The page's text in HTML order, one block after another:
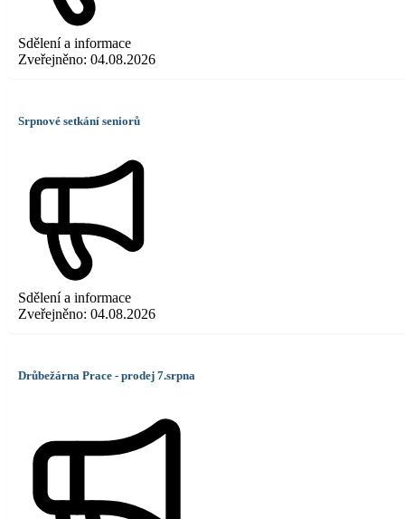
Sdělení a informace
Zveřejněno: 04.08.2026
Srpnové setkání seniorů
Sdělení a informace
Zveřejněno: 04.08.2026
Drůbežárna Prace - prodej 7.srpna